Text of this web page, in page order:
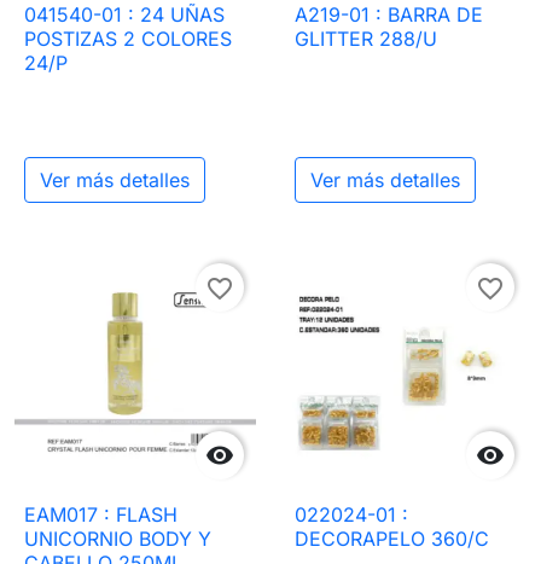
041540-01 : 24 UÑAS
POSTIZAS 2 COLORES
24/P
Ver más detalles
A219-01 : BARRA DE
GLITTER 288/U
Ver más detalles

favorite_border
EAM017 : FLASH
UNICORNIO BODY Y

favorite_border
022024-01 :
DECORAPELO 360/C